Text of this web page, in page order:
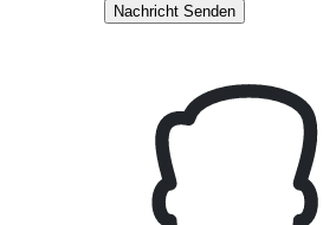
Nachricht Senden